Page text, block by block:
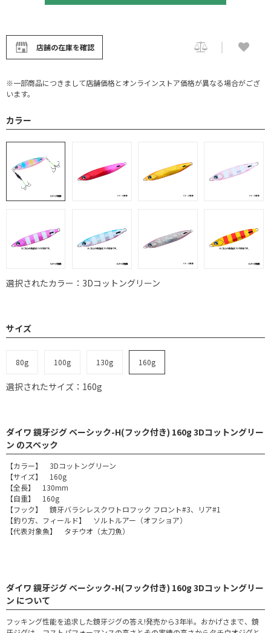
店舗の在庫を確認
※一部商品につきまして店舗価格とオンラインストア価格が異なる場合がござ
います。
カラー
選択されたカラー：3Dコットングリーン
サイズ
80g 100g 130g 160g
選択されたサイズ：160g
ダイワ 鏡牙ジグ ベーシック-H(フック付き) 160g 3Dコットングリー
ン のスペック
【カラー】 3Dコットングリーン
【サイズ】 160g
【全長】 130mm
【自重】 160g
【フック】 鏡牙バラシレスクワトロフック フロント#3、リア#1
【釣り方、フィールド】 ソルトルアー（オフショア）
【代表対象魚】 タチウオ（太刀魚）
ダイワ 鏡牙ジグ ベーシック-H(フック付き) 160g 3Dコットングリー
ン について
フッキング性能を追求した鏡牙ジグの答え!発売から3年半。おかげさまで、鏡